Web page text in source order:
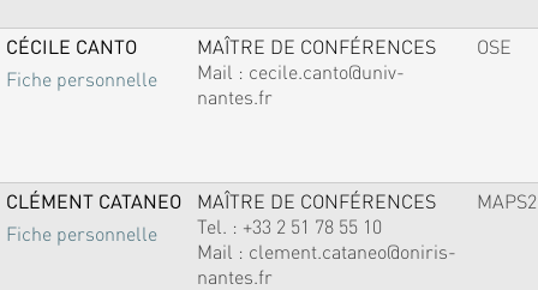
CÉCILE CANTO
Fiche personnelle
MAÎTRE DE CONFÉRENCES
Mail : cecile.canto@univ-
nantes.fr
OSE
CLÉMENT CATANEO
Fiche personnelle
MAÎTRE DE CONFÉRENCES
Tel. : +33 2 51 78 55 10
Mail : clement.cataneo@oniris-
nantes.fr
MAPS2